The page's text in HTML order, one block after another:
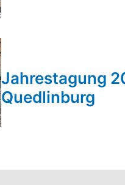
Jahrestagung
Quedlinburg